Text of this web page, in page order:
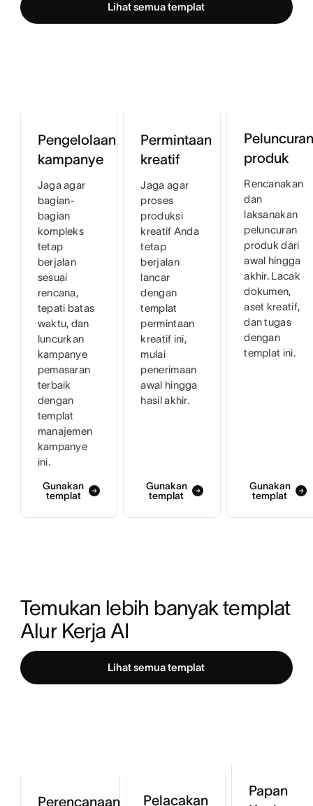
Lihat semua templat
Pengelolaan
kampanye
Jaga agar
bagian-
bagian
kompleks
tetap
berjalan
sesuai
rencana,
tepati batas
waktu, dan
luncurkan
kampanye
pemasaran
terbaik
dengan
templat
manajemen
kampanye
ini.
Gunakan
templat
Permintaan
kreatif
Jaga agar
proses
produksi
kreatif Anda
tetap
berjalan
lancar
dengan
templat
permintaan
kreatif ini,
mulai
penerimaan
awal hingga
hasil akhir.
Gunakan
templat
produk
Rencanakan
dan
laksanakan
peluncuran
produk dari
awal hingga
akhir. Lacak
dokumen,
aset kreatif,
dan tugas
dengan
templat ini.
Gunakan
templat
Temukan lebih banyak templat
Alur Kerja AI
Lihat semua templat
Perencanaan
Pelacakan
Papan